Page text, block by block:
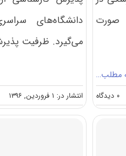
صورت
مطلب…
۰ دیدگاه
ظرفیت
کنکور
دانشگاه‌های
می‌گیرد. ظرفیت
انتشار در: ۱ فروردین, ۱۳۹۶